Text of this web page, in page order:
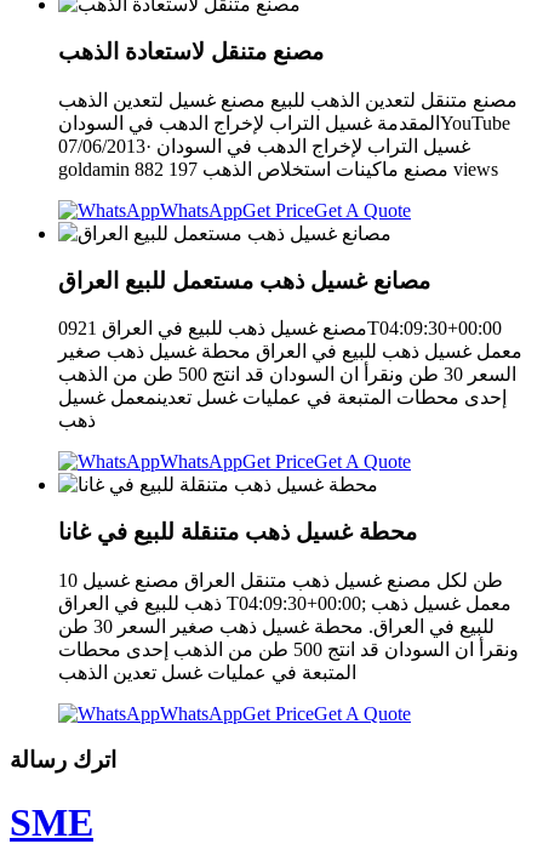
مصنع متنقل لاستعادة الذهب
مصنع متنقل لتعدين الذهب للبيع مصنع غسيل لتعدين الذهب
المقدمة ‫غسيل التراب لإخراج الدهب في السودان‬‎YouTube
07/06/2013· غسيل التراب لإخراج الدهب في السودان
goldamin مصنع ماكينات استخلاص الذهب 197 882 views
WhatsAppGet PriceGet A Quote
مصانع غسيل ذهب مستعمل للبيع العراق
مصنع غسيل ذهب للبيع في العراق 0921T04:09:30+00:00
معمل غسيل ذهب للبيع في العراق محطة غسيل ذهب صغير
السعر 30 طن ونقرأ ان السودان قد انتج 500 طن من الذهب
إحدى محطات المتبعة في عمليات غسل تعدينمعمل غسيل
ذهب
WhatsAppGet PriceGet A Quote
محطة غسيل ذهب متنقلة للبيع في غانا
10 طن لكل مصنع غسيل ذهب متنقل العراق مصنع غسيل
ذهب للبيع في العراق T04:09:30+00:00; معمل غسيل ذهب
للبيع في العراق. محطة غسيل ذهب صغير السعر 30 طن
ونقرأ ان السودان قد انتج 500 طن من الذهب إحدى محطات
المتبعة في عمليات غسل تعدين الذهب
WhatsAppGet PriceGet A Quote
اترك رسالة
SME